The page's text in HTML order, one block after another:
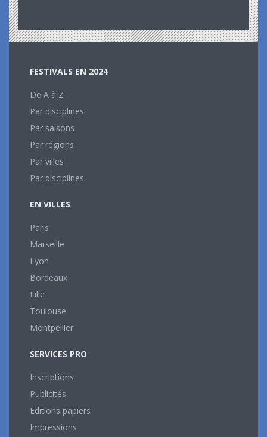
FESTIVALS EN 2024
De A à Z
Par disciplines
Par saisons
Par régions
Par villes
Par disciplines
EN VILLES
Paris
Marseille
Lyon
Bordeaux
Lille
Toulouse
Montpellier
SERVICES PRO
Inscriptions
Publicités
Editions papiers
Impressions